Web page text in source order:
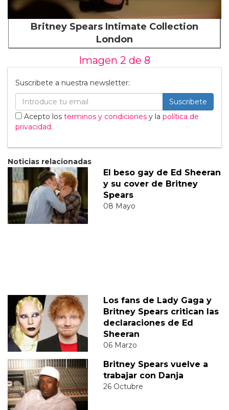
Britney Spears Intimate Collection
London
Imagen 2 de 8
Suscribete a nuestra newsletter:
Suscribete
Acepto los terminos y condiciones y la política de
privacidad.
Noticias relacionadas
El beso gay de Ed Sheeran
y su cover de Britney
Spears
08 Mayo
Los fans de Lady Gaga y
Britney Spears critican las
declaraciones de Ed
Sheeran
06 Marzo
Britney Spears vuelve a
trabajar con Danja
26 Octubre